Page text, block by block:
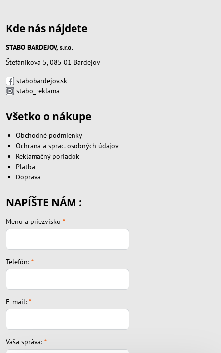
Kde nás nájdete
STABO BARDEJOV, s.r.o.
Štefánikova 5, 085 01 Bardejov
stabobardejov.sk
stabo_reklama
Všetko o nákupe
Obchodné podmienky
Ochrana a sprac. osobných údajov
Reklamačný poriadok
Platba
Doprava
NAPÍŠTE NÁM :
Meno a priezvisko *
Telefón: *
E-mail: *
Vaša správa: *